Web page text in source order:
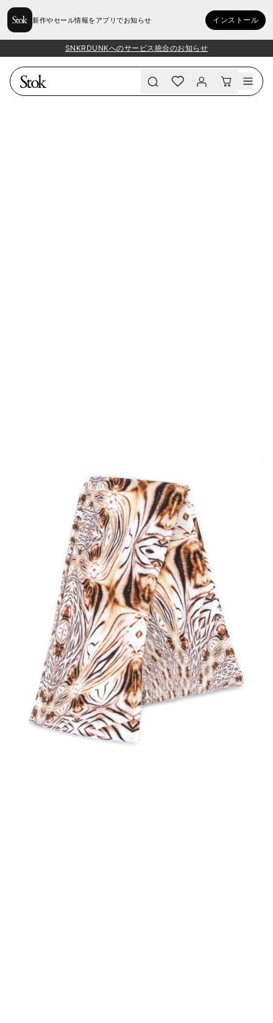
新作やセール情報をアプリでお知らせ インストール
SNKRDUNKへのサービス統合のお知らせ